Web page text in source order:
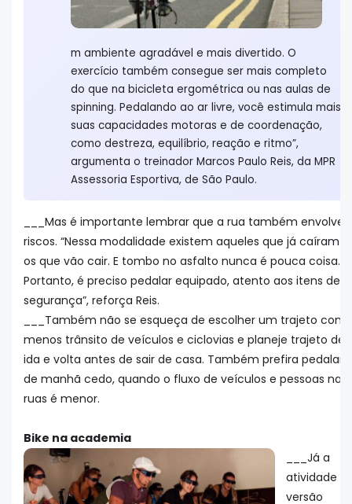
m ambiente agradável e mais divertido. O
exercício também consegue ser mais completo
do que na bicicleta ergométrica ou nas aulas de
spinning. Pedalando ao ar livre, você estimula mais
suas capacidades motoras e de coordenação,
como destreza, equilíbrio, reação e ritmo”,
argumenta o treinador Marcos Paulo Reis, da MPR
Assessoria Esportiva, de São Paulo.
___Mas é importante lembrar que a rua também envolve
riscos. “Nessa modalidade existem aqueles que já caíram e
os que vão cair. E tombo no asfalto nunca é pouca coisa.
Portanto, é preciso pedalar equipado, atento aos itens de
segurança”, reforça Reis.
___Também não se esqueça de escolher um trajeto com
menos trânsito de veículos e ciclovias e planeje trajeto de
ida e volta antes de sair de casa. Também prefira pedalar
de manhã cedo, quando o fluxo de veículos e pessoas nas
ruas é menor.
Bike na academia
___Já a
atividade
versão